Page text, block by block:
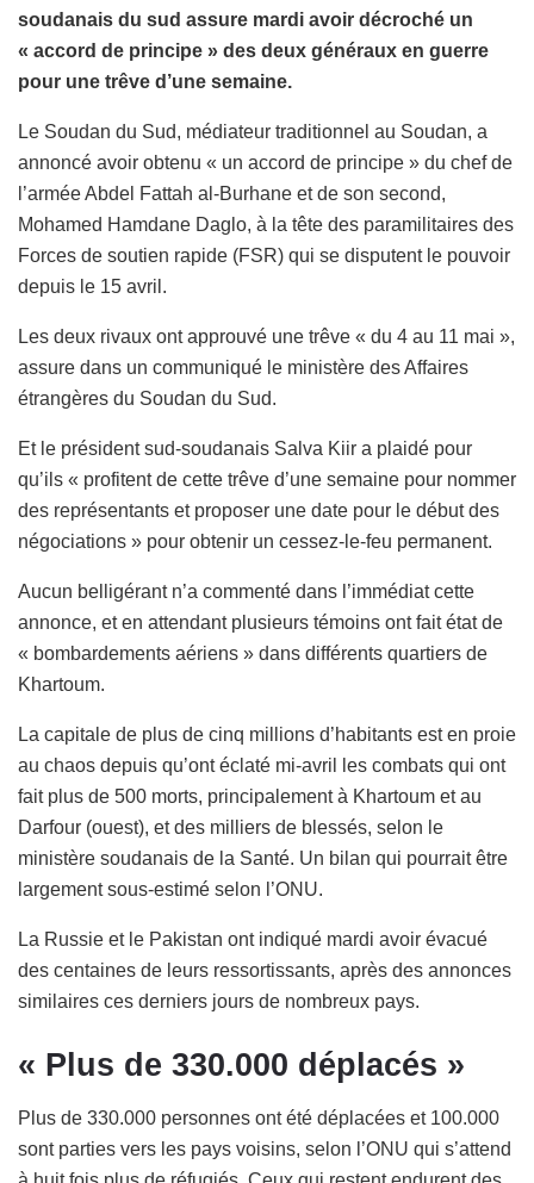
soudanais du sud assure mardi avoir décroché un
« accord de principe » des deux généraux en guerre
pour une trêve d’une semaine.
Le Soudan du Sud, médiateur traditionnel au Soudan, a
annoncé avoir obtenu « un accord de principe » du chef de
l’armée Abdel Fattah al-Burhane et de son second,
Mohamed Hamdane Daglo, à la tête des paramilitaires des
Forces de soutien rapide (FSR) qui se disputent le pouvoir
depuis le 15 avril.
Les deux rivaux ont approuvé une trêve « du 4 au 11 mai »,
assure dans un communiqué le ministère des Affaires
étrangères du Soudan du Sud.
Et le président sud-soudanais Salva Kiir a plaidé pour
qu’ils « profitent de cette trêve d’une semaine pour nommer
des représentants et proposer une date pour le début des
négociations » pour obtenir un cessez-le-feu permanent.
Aucun belligérant n’a commenté dans l’immédiat cette
annonce, et en attendant plusieurs témoins ont fait état de
« bombardements aériens » dans différents quartiers de
Khartoum.
La capitale de plus de cinq millions d’habitants est en proie
au chaos depuis qu’ont éclaté mi-avril les combats qui ont
fait plus de 500 morts, principalement à Khartoum et au
Darfour (ouest), et des milliers de blessés, selon le
ministère soudanais de la Santé. Un bilan qui pourrait être
largement sous-estimé selon l’ONU.
La Russie et le Pakistan ont indiqué mardi avoir évacué
des centaines de leurs ressortissants, après des annonces
similaires ces derniers jours de nombreux pays.
« Plus de 330.000 déplacés »
Plus de 330.000 personnes ont été déplacées et 100.000
sont parties vers les pays voisins, selon l’ONU qui s’attend